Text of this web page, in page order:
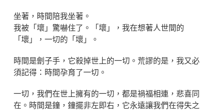
坐著，時間陪我坐著。
我被「壞」驚嚇住了。「壞」，我在想著人世間的
「壞」，一切的「壞」。
時間是劊子手，它殺掉世上的一切。荒謬的是，我又必
須記得：時間孕育了一切。
一切，我們在世上擁有的一切，都是禍福相連，悲喜同
在。時間是鐘，鐘擺非左即右，它永遠讓我們在得失之